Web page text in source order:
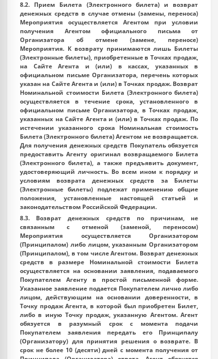
8.2. Прием Билета (Электронного билета) и возврат
денежных средств в случае отмены (замены, переноса)
Мероприятия осуществляется Агентом при условии
получения Агентом официального письма от
Организатора об отмене (замене, переносе)
Мероприятия. К возврату принимаются лишь Билеты
(Электронные билеты), приобретенные в Точках продаж,
на Сайте Агента и (или) в кассах, указанных в
официальном письме Организатора, перечень которых
указан на Сайте Агента и (или) в Точках продаж. Возврат
Номинальной стоимости Билета (Электронного билета)
осуществляется в течение срока, установленного в
официальном письме Организатора, в Точках продаж,
указанных на Сайте Агента и (или) в Точках продаж. По
истечении указанного срока Номинальная стоимость
Билета (Электронного билета) Агентом не возвращается.
Для получения денежных средств Покупатель обязуется
предоставить Агенту оригинал возвращаемого Билета
(Электронного билета), а также предъявить документ,
удостоверяющий личность. Во всем ином к порядку и
условиям возврата денежных средств за Билеты
(Электронные билеты) подлежат применению общие
положения, установленные настоящей статьей и
законодательством Российской Федерации.
8.3. Возврат денежных средств по причинам, не
связанным с отменой (заменой, переносом)
Мероприятия осуществляется Организатором
(Принципалом) либо лицом, указанным Организатором
(Принципалом), в том числе Агентом. Возврат денежных
средств в размере Номинальной стоимости Билета
осуществляется на основании заявления, подаваемого
Покупателем Агенту в простой письменной форме.
Указанное заявление подается Покупателем лично либо
лицом, действующим на основании доверенности, в
Точку продаж Агента, в которой был приобретен Билет,
либо в иную Точку продаж, указанную Агентом. Агент
обязуется в разумный срок с момента подачи
Покупателем заявления передать его Принципалу
(Организатору) для принятия решения о возврате. В
срок не более 10 (десяти) дней с момента получения от